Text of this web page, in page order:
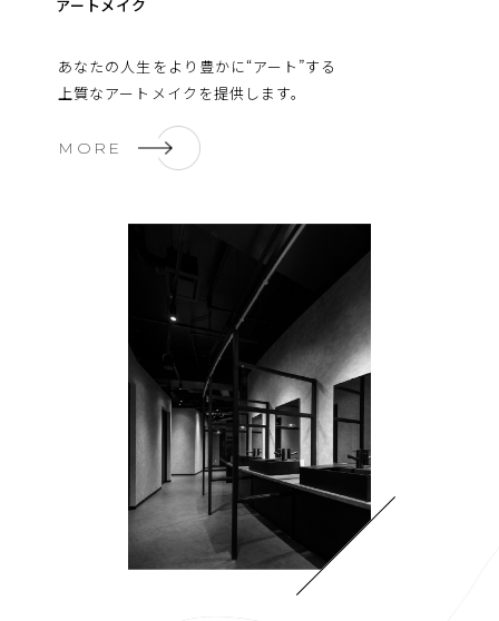
あなたの人生をより豊かに“アート”する
上質なアートメイクを提供します。
MORE